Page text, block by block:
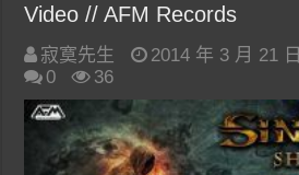
Video // AFM Records
寂寞先生 2014 年 3 月 21 日
0
36